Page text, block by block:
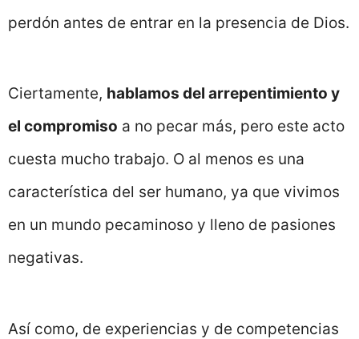
perdón antes de entrar en la presencia de Dios.
Ciertamente, hablamos del arrepentimiento y
el compromiso a no pecar más, pero este acto
cuesta mucho trabajo. O al menos es una
característica del ser humano, ya que vivimos
en un mundo pecaminoso y lleno de pasiones
negativas.
Así como, de experiencias y de competencias